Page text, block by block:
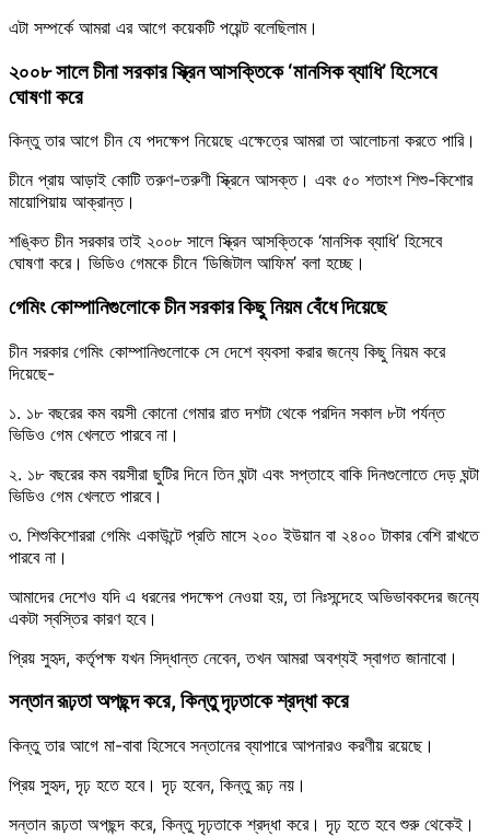
এটা সম্পর্কে আমরা এর আগে কয়েকটি পয়েন্ট বলেছিলাম।
২০০৮ সালে চীনা সরকার স্ক্রিন আসক্তিকে ‘মানসিক ব্যাধি’ হিসেবে
ঘোষণা করে
কিন্তু তার আগে চীন যে পদক্ষেপ নিয়েছে এক্ষেত্রে আমরা তা আলোচনা করতে পারি।
চীনে প্রায় আড়াই কোটি তরুণ-তরুণী স্ক্রিনে আসক্ত। এবং ৫০ শতাংশ শিশু-কিশোর
মায়োপিয়ায় আক্রান্ত।
শঙ্কিত চীন সরকার তাই ২০০৮ সালে স্ক্রিন আসক্তিকে ‘মানসিক ব্যাধি’ হিসেবে
ঘোষণা করে। ভিডিও গেমকে চীনে ‘ডিজিটাল আফিম’ বলা হচ্ছে।
গেমিং কোম্পানিগুলোকে চীন সরকার কিছু নিয়ম বেঁধে দিয়েছে
চীন সরকার গেমিং কোম্পানিগুলোকে সে দেশে ব্যবসা করার জন্যে কিছু নিয়ম করে
দিয়েছে-
১. ১৮ বছরের কম বয়সী কোনো গেমার রাত দশটা থেকে পরদিন সকাল ৮টা পর্যন্ত
ভিডিও গেম খেলতে পারবে না।
২. ১৮ বছরের কম বয়সীরা ছুটির দিনে তিন ঘন্টা এবং সপ্তাহে বাকি দিনগুলোতে দেড় ঘন্টা
ভিডিও গেম খেলতে পারবে।
৩. শিশুকিশোররা গেমিং একাউন্টে প্রতি মাসে ২০০ ইউয়ান বা ২৪০০ টাকার বেশি রাখতে
পারবে না।
আমাদের দেশেও যদি এ ধরনের পদক্ষেপ নেওয়া হয়, তা নিঃসন্দেহে অভিভাবকদের জন্যে
একটা স্বস্তির কারণ হবে।
প্রিয় সুহৃদ, কর্তৃপক্ষ যখন সিদ্ধান্ত নেবেন, তখন আমরা অবশ্যই স্বাগত জানাবো।
সন্তান রূঢ়তা অপছন্দ করে, কিন্তু দৃঢ়তাকে শ্রদ্ধা করে
কিন্তু তার আগে মা-বাবা হিসেবে সন্তানের ব্যাপারে আপনারও করণীয় রয়েছে।
প্রিয় সুহৃদ, দৃঢ় হতে হবে। দৃঢ় হবেন, কিন্তু রূঢ় নয়।
সন্তান রূঢ়তা অপছন্দ করে, কিন্তু দৃঢ়তাকে শ্রদ্ধা করে। দৃঢ় হতে হবে শুরু থেকেই।